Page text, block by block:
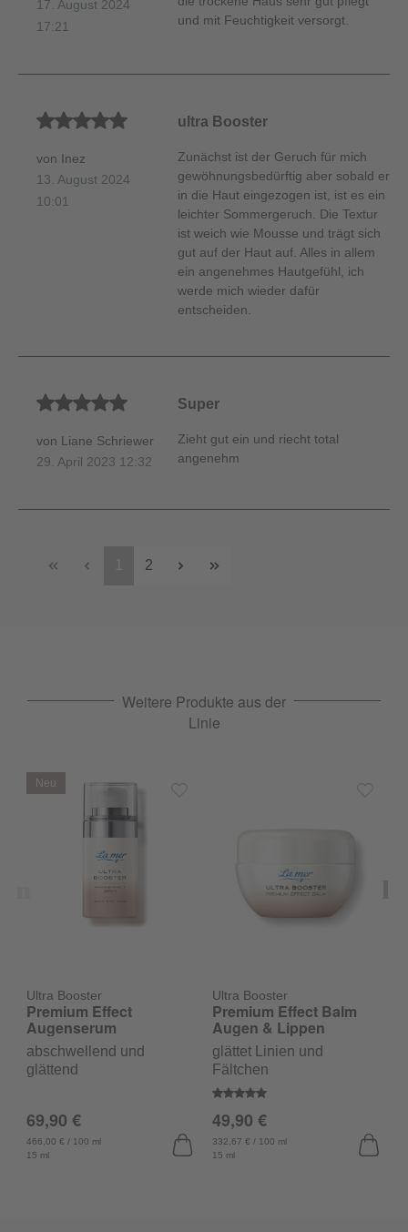
17. August 2024
17:21
und mit Feuchtigkeit versorgt.
Durchschnittliche Bewertung von 5 von 5 Sternen
von Inez
13. August 2024
10:01
ultra Booster
Zunächst ist der Geruch für mich
gewöhnungsbedürftig aber sobald er
in die Haut eingezogen ist, ist es ein
leichter Sommergeruch. Die Textur
ist weich wie Mousse und trägt sich
gut auf der Haut auf. Alles in allem
ein angenehmes Hautgefühl, ich
werde mich wieder dafür
entscheiden.
Durchschnittliche Bewertung von 5 von 5 Sternen
von Liane Schriewer
29. April 2023 12:32
Super
Zieht gut ein und riecht total
angenehm
2
Weitere Produkte aus der
Linie
Neu
Ultra Booster
Premium Effect
Augenserum
abschwellend und
glättend
15 ml
466,00 € / 100 ml
69,90 €
Ultra Booster
Durchschnittliche Bewertung
Premium Effect Balm
Augen & Lippen
glättet Linien und
Fältchen
15 ml
332,67 € / 100 ml
49,90 €